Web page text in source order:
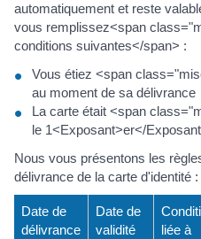
automatiquement et reste
vous remplissez<span
conditions suivantes</span> :
Vous étiez <span
au moment de sa délivrance
La carte était <span
le 1<Exposant>er</
Nous vous présentons les
délivrance de la carte d'identité :
Date de
délivrance
Date de
validité
liée à